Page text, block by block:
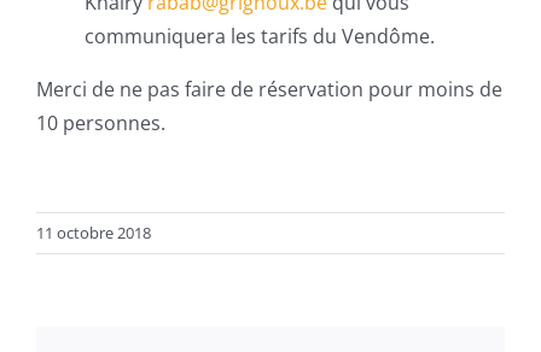
communiquera les tarifs du Vendôme.
Merci de ne pas faire de réservation pour moins de
10 personnes.
11 octobre 2018